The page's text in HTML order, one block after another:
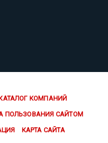
КОМПАНИЙ
ПОЛЬЗОВАНИЯ САЙТОМ
КАРТА САЙТА